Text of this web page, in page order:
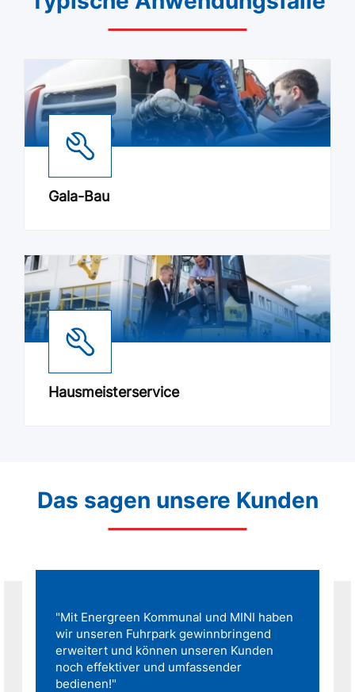
Gala-Bau
Hausmeisterservice
Das sagen unsere Kunden
"Mit Energreen Kommunal und MINI haben
wir unseren Fuhrpark gewinnbringend
erweitert und können unseren Kunden
noch effektiver und umfassender
bedienen!"